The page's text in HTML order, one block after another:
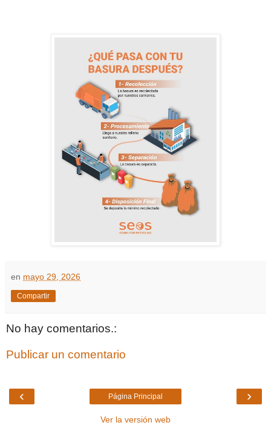
en mayo 29, 2026
Compartir
No hay comentarios.:
Publicar un comentario
‹ ›
Página Principal
Ver la versión web